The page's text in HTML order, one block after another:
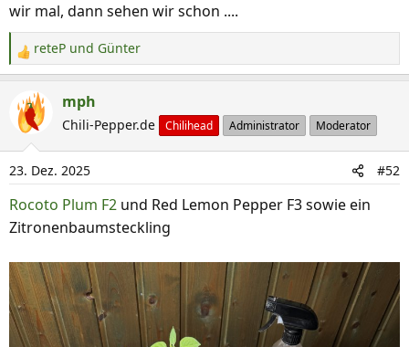
wir mal, dann sehen wir schon ....
R
e
a
k
i
o
n
n
reteP und Günter
mph
Chili-Pepper.de Chilihead Administrator Moderator
23. Dez. 2025 #52
Rocoto Plum F2 und Red Lemon Pepper F3 sowie ein
Zitronenbaumsteckling